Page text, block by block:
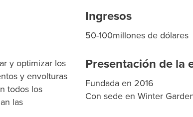
y optimizar los
y envolturas
todos los
las
Ingresos
50-100millones de dólares
Presentación de la
Fundada en 2016
Con sede en Winter